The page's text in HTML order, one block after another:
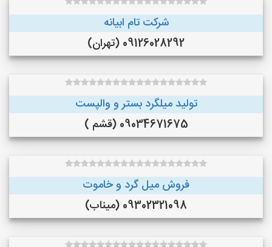
شرکت تام ابیانه
09126028292 (تهران)
تولید میلگرد بستر و والپست
09034671675 (قشم )
فروش میل گرد و خاموت
09302321098 (میناب)